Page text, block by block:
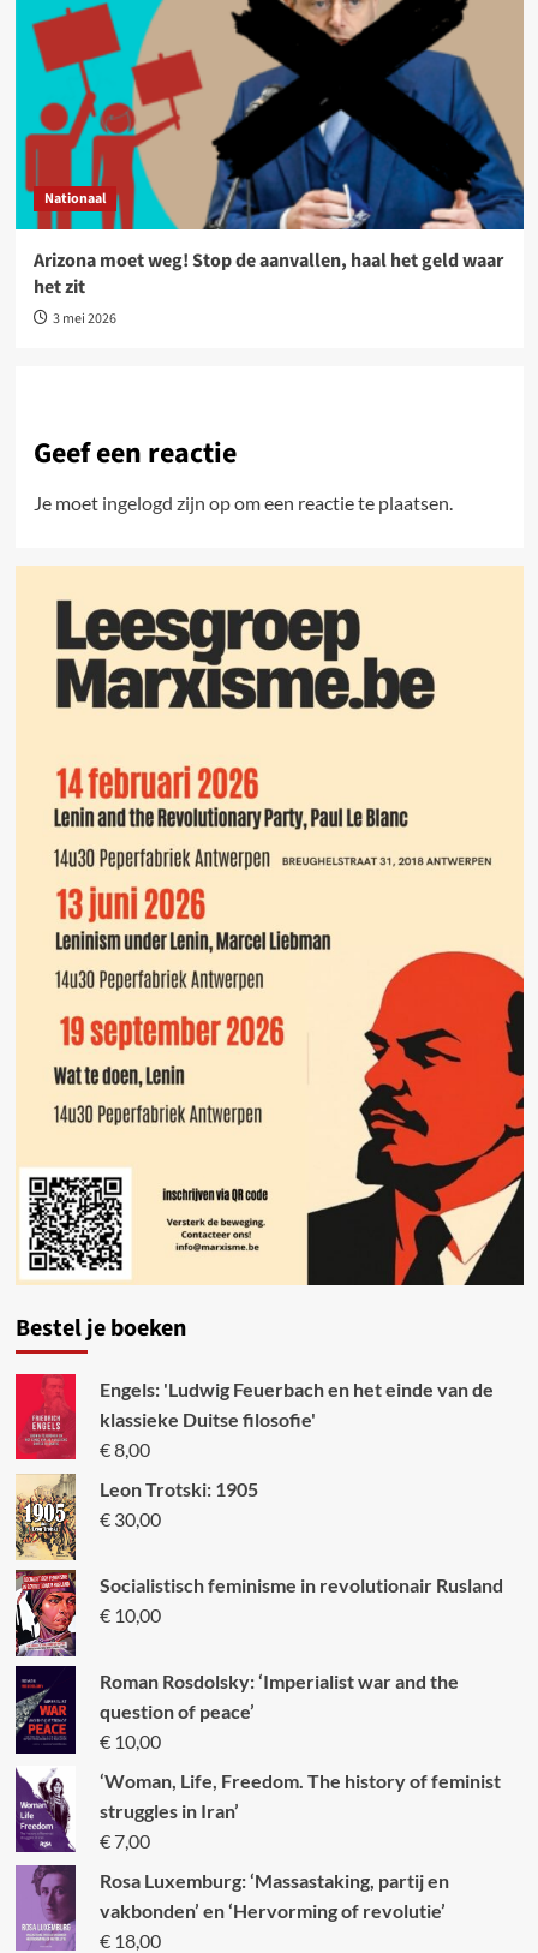
Nationaal
Arizona moet weg! Stop de aanvallen, haal het geld waar
het zit
3 mei 2026
Geef een reactie
Je moet ingelogd zijn opom een reactie te plaatsen.
Bestel je boeken
Engels: 'Ludwig Feuerbach en het einde van de
klassieke Duitse filosofie'
€8,00
Leon Trotski: 1905
€30,00
Socialistisch feminisme in revolutionair Rusland
€10,00
Roman Rosdolsky: ‘Imperialist war and the
question of peace’
€10,00
‘Woman, Life, Freedom. The history of feminist
struggles in Iran’
€7,00
Rosa Luxemburg: ‘Massastaking, partij en
vakbonden’ en ‘Hervorming of revolutie’
€18,00